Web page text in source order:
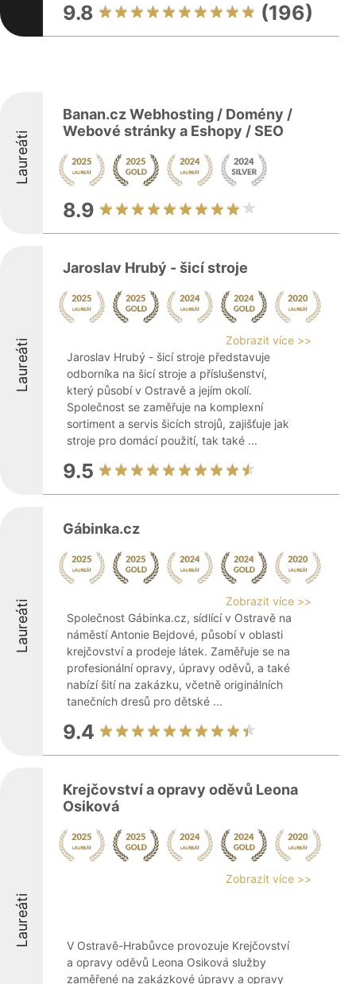
9.8 (196)
Laureáti
Banan.cz Webhosting / Domény /
Webové stránky a Eshopy / SEO
8.9
Laureáti
Jaroslav Hrubý - šicí stroje
Zobrazit více >>
Jaroslav Hrubý - šicí stroje představuje
odborníka na šicí stroje a příslušenství,
který působí v Ostravě a jejím okolí.
Společnost se zaměřuje na komplexní
sortiment a servis šicích strojů, zajišťuje jak
stroje pro domácí použití, tak také ...
9.5
Laureáti
Gábinka.cz
Zobrazit více >>
Společnost Gábinka.cz, sídlící v Ostravě na
náměstí Antonie Bejdové, působí v oblasti
krejčovství a prodeje látek. Zaměřuje se na
profesionální opravy, úpravy oděvů, a také
nabízí šití na zakázku, včetně originálních
tanečních dresů pro dětské ...
9.4
Laureáti
Krejčovství a opravy oděvů Leona
Osiková
Zobrazit více >>
V Ostravě-Hrabůvce provozuje Krejčovství
a opravy oděvů Leona Osiková služby
zaměřené na zakázkové úpravy a opravy